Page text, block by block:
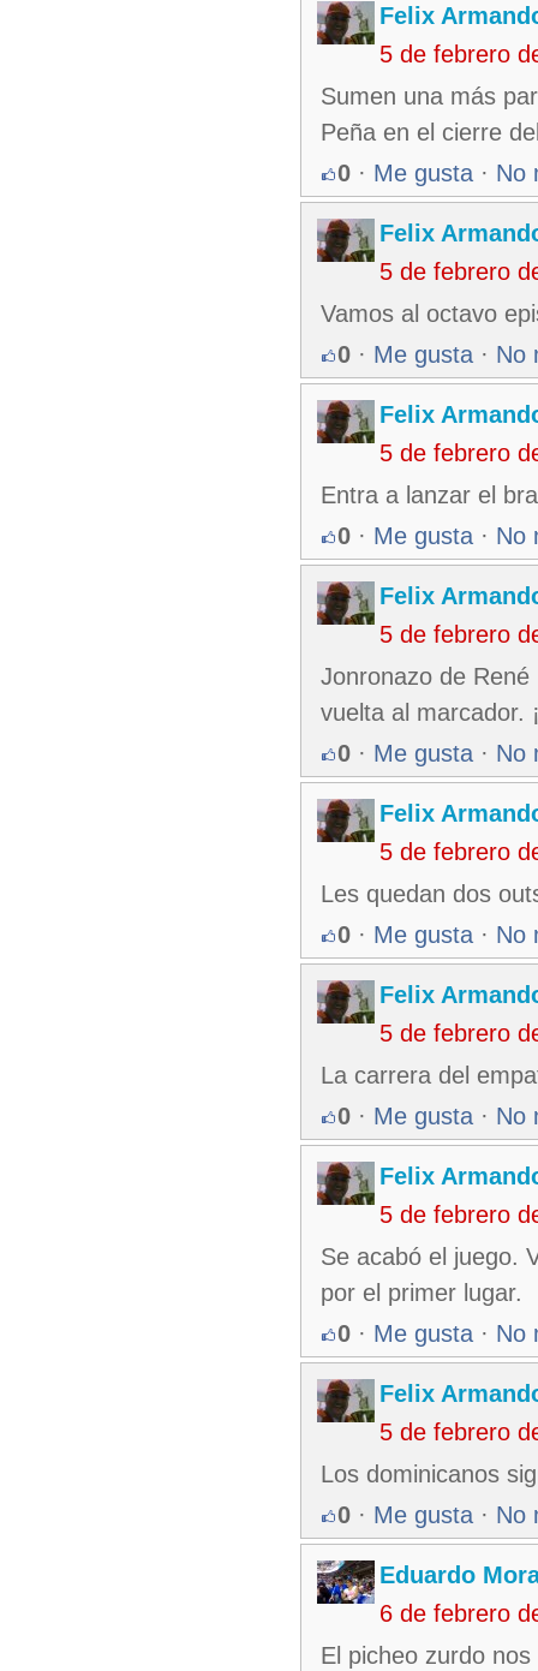
Felix
5 de febrero
Sumen una más
Peña en el cierre
0 · Me gusta · No
Felix
5 de febrero
Vamos al octavo
0 · Me gusta · No
Felix
5 de febrero
Entra a lanzar el
0 · Me gusta · No
Felix
5 de febrero
Jonronazo de
vuelta al marcador.
0 · Me gusta · No
Felix
5 de febrero
Les quedan dos
0 · Me gusta · No
Felix
5 de febrero
La carrera del
0 · Me gusta · No
Felix
5 de febrero
Se acabó el juego.
por el primer lugar.
0 · Me gusta · No
Felix
5 de febrero
Los dominicanos
0 · Me gusta · No
Eduardo
6 de febrero
El picheo zurdo